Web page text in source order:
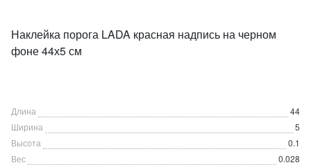
Наклейка порога LADA красная надпись на черном
фоне 44х5 см
Длина
44
Ширина
5
Высота
0.1
Вес
0.028